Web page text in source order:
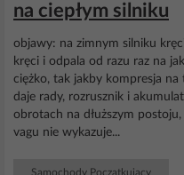
na ciepłym silniku
objawy: na zimnym silniku
kręci i odpala od razu raz na
ciężko, tak jakby kompresja na
daje rady, rozrusznik i
obrotach na dłuższym
vagu nie wykazuje...
Samochody Początkujący